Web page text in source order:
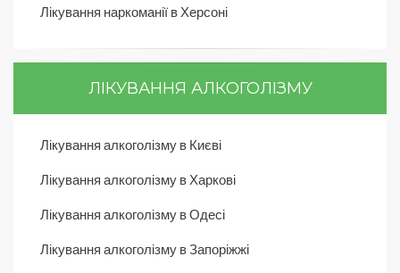
Лікування наркоманії в Херсоні
ЛІКУВАННЯ АЛКОГОЛІЗМУ
Лікування алкоголізму в Києві
Лікування алкоголізму в Харкові
Лікування алкоголізму в Одесі
Лікування алкоголізму в Запоріжжі